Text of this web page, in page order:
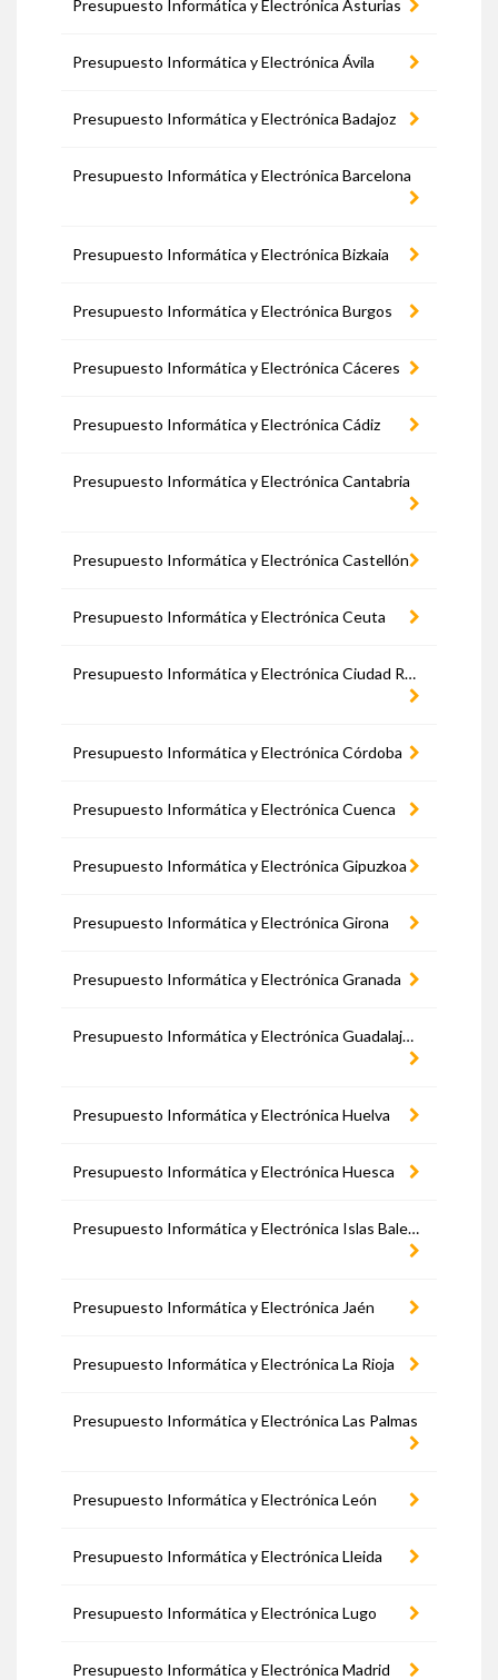
Presupuesto Informática y Electrónica Asturias
Presupuesto Informática y Electrónica Ávila
Presupuesto Informática y Electrónica Badajoz
Presupuesto Informática y Electrónica Barcelona
Presupuesto Informática y Electrónica Bizkaia
Presupuesto Informática y Electrónica Burgos
Presupuesto Informática y Electrónica Cáceres
Presupuesto Informática y Electrónica Cádiz
Presupuesto Informática y Electrónica Cantabria
Presupuesto Informática y Electrónica Castellón
Presupuesto Informática y Electrónica Ceuta
Presupuesto Informática y Electrónica Ciudad Real
Presupuesto Informática y Electrónica Córdoba
Presupuesto Informática y Electrónica Cuenca
Presupuesto Informática y Electrónica Gipuzkoa
Presupuesto Informática y Electrónica Girona
Presupuesto Informática y Electrónica Granada
Presupuesto Informática y Electrónica Guadalajara
Presupuesto Informática y Electrónica Huelva
Presupuesto Informática y Electrónica Huesca
Presupuesto Informática y Electrónica Islas Baleares
Presupuesto Informática y Electrónica Jaén
Presupuesto Informática y Electrónica La Rioja
Presupuesto Informática y Electrónica Las Palmas
Presupuesto Informática y Electrónica León
Presupuesto Informática y Electrónica Lleida
Presupuesto Informática y Electrónica Lugo
Presupuesto Informática y Electrónica Madrid